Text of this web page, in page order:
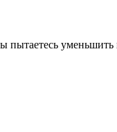
уменьшить